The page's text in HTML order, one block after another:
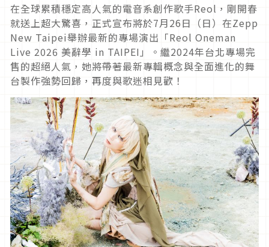
在全球累積穩定高人氣的電音系創作歌手Reol，剛開春
就送上超大驚喜，正式宣布將於7月26日（日）在Zepp
New Taipei舉辦最新的專場演出「Reol Oneman
Live 2026 美辭學 in TAIPEI」。繼2024年台北專場完
售的超絕人氣，她將帶著最新專輯概念與全面進化的舞
台製作強勢回歸，再度與歌迷相見歡！